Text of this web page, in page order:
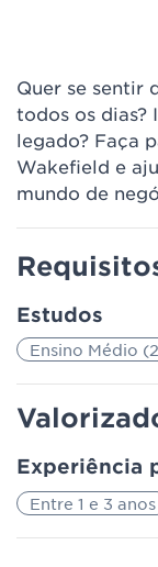
Quer se sentir
todos os dias?
legado? Faça
Wakefield e
mundo de
Estudos
Ensino Médio
Experiência
Entre 1 e 3 anos